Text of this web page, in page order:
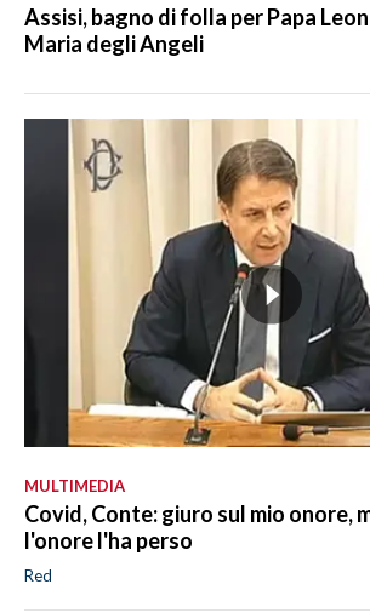
Assisi, bagno di folla per Papa
Maria degli Angeli
MULTIMEDIA
Covid, Conte: giuro sul mio onore,
l'onore l'ha perso
Red